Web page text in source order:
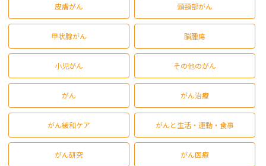
皮膚がん 頭頸部がん
甲状腺がん 脳腫瘍
小児がん その他のがん
がん がん治療
がん緩和ケア がんと生活・運動・食事
がん研究 がん医療